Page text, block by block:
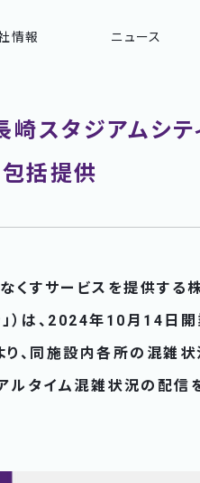
情報 ニュース
スタジアムシテ
括提供
くすサービスを提供する
）は、2024年10月14日
り、同施設内各所の混雑
ルタイム混雑状況の配信